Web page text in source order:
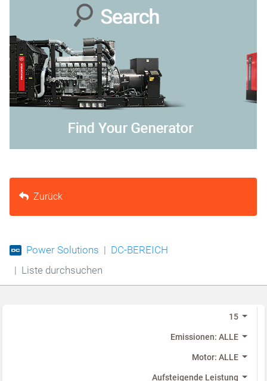
Zurück
Power Solutions
DC-BEREICH
Liste durchsuchen
15
Emissionen: ALLE
Motor: ALLE
Aufsteigende Leistung